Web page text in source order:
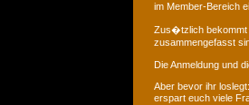
im Member-Bereich
Zus�tzlich bekommt
zusammengefasst
Die Anmeldung und
Aber bevor ihr
erspart euch viele